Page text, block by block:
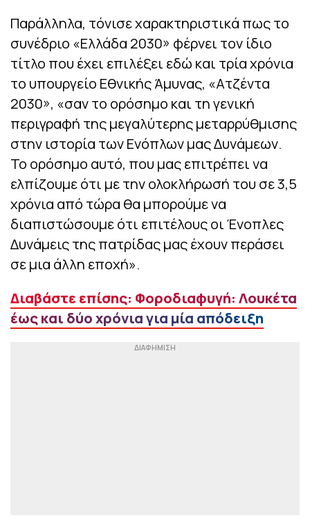
Παράλληλα, τόνισε χαρακτηριστικά πως το
συνέδριο «Ελλάδα 2030» φέρνει τον ίδιο
τίτλο που έχει επιλέξει εδώ και τρία χρόνια
το υπουργείο Εθνικής Άμυνας, «Ατζέντα
2030», «σαν το ορόσημο και τη γενική
περιγραφή της μεγαλύτερης μεταρρύθμισης
στην ιστορία των Ενόπλων μας Δυνάμεων.
Το ορόσημο αυτό, που μας επιτρέπει να
ελπίζουμε ότι με την ολοκλήρωσή του σε 3,5
χρόνια από τώρα θα μπορούμε να
διαπιστώσουμε ότι επιτέλους οι Ένοπλες
Δυνάμεις της πατρίδας μας έχουν περάσει
σε μια άλλη εποχή».
Διαβάστε επίσης: Φοροδιαφυγή: Λουκέτα
έως και δύο χρόνια για μία απόδειξη